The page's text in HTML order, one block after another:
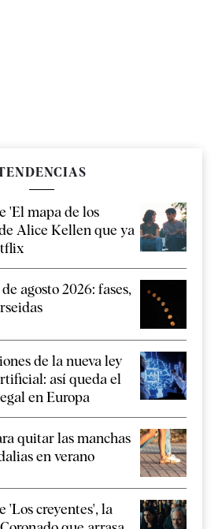
'El mapa de los
Alice Kellen que ya
agosto 2026: fases,
de la nueva ley
así queda el
en Europa
quitar las manchas
en verano
'Los creyentes', la